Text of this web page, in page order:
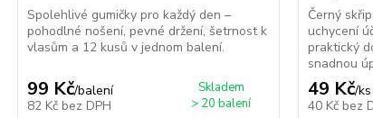
Spolehlivé gumičky pro každý den –
pohodlné nošení, pevné držení, šetrnost k
vlasům a 12 kusů v jednom balení.
99 Kč/balení
82 Kč bez DPH
Skladem
> 20 balení
Černý
uchycení
praktický
snadnou
49 Kč/ks
40 Kč bez